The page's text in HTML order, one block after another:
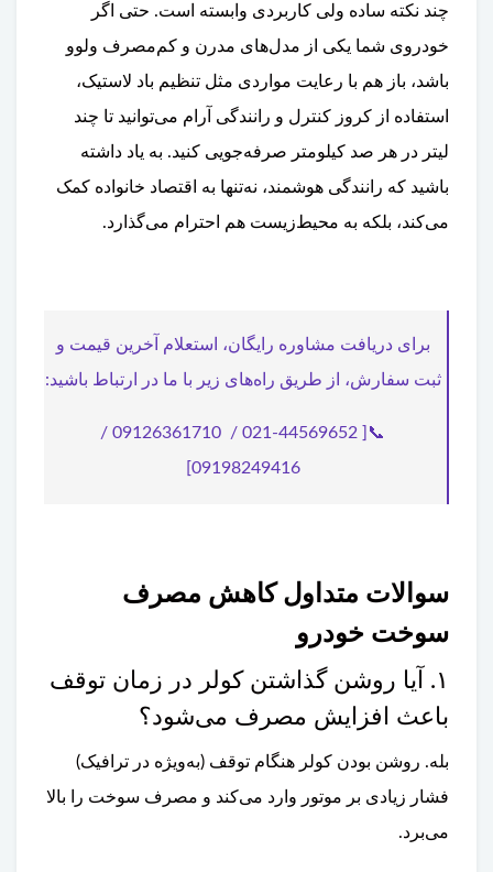
چند نکته ساده ولی کاربردی وابسته است. حتی اگر
خودروی شما یکی از مدل‌های مدرن و کم‌مصرف ولوو
باشد، باز هم با رعایت مواردی مثل تنظیم باد لاستیک،
استفاده از کروز کنترل و رانندگی آرام می‌توانید تا چند
لیتر در هر صد کیلومتر صرفه‌جویی کنید. به یاد داشته
باشید که رانندگی هوشمند، نه‌تنها به اقتصاد خانواده کمک
می‌کند، بلکه به محیط‌زیست هم احترام می‌گذارد.
برای دریافت مشاوره رایگان، استعلام آخرین قیمت و
ثبت سفارش، از طریق راه‌های زیر با ما در ارتباط باشید:
📞[ 021-44569652 / 09126361710 /
09198249416]
سوالات متداول کاهش مصرف
سوخت خودرو
۱. آیا روشن گذاشتن کولر در زمان توقف
باعث افزایش مصرف می‌شود؟
بله. روشن بودن کولر هنگام توقف (به‌ویژه در ترافیک)
فشار زیادی بر موتور وارد می‌کند و مصرف سوخت را بالا
می‌برد.